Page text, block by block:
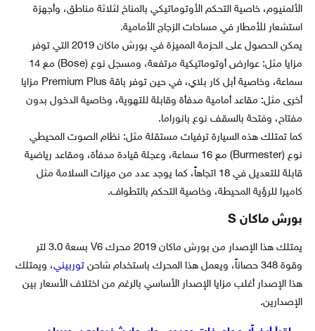
الألمنيوم، خاصية التحكم الأوتوماتيكي بالمناخ لثلاثة مناطق، وأجهزة
استشعار للأمطار في مساحات الزجاج الأمامية.
يمكن الحصول على الحزمة المميزة في بورش ماكان 2019 التي توفر
مزايا مثل: عوارض أوتوماتيكية مرتفعة، ومسجل نوع (Bose) مع 14
سماعة، وخاصية أبل كار بلاي، في حين توفر باقة Premium Plus مزايا
أخرى مثل: مقاعد أمامية مدفأة وقابلة للتهوية، وخاصية الدخول بدون
مفتاح، وفتحة بالسقف نوع بانوراما.
كما تمتلك هذه السيارة ترفيات مستقلة مثل: نظام الصوت المحيطي
نوع (Burmester) مع 16 سماعة، وعجلة قيادة مدفأة، ومقاعد رياضية
قابلة للتعديل في 18 اتجاهاً، كما يوجد عدد من ميزات السلامة مثل
كاميرا للرؤية المحيطة، وخاصية التحكم بالتطواف.
بورش ماكان S
يمتلك هذا الإصدار من بورش ماكان 2019 محرك V6 بسعة 3.0 لتر
وقوة 348 حصاناً، ويعمل هذا المحرك باستخدام شاحن
توربيني، ويمتلك
هذا الإصدار أغلب مزايا الإصدار الأساسي بالرغم من اختلاف الأسعار بين
الإصدارين.